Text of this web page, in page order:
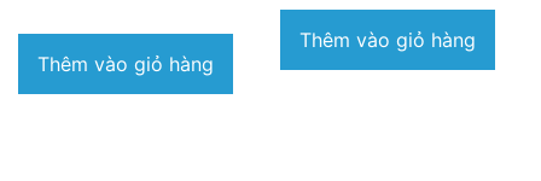
Thêm vào giỏ hàng
Thêm vào giỏ hàng